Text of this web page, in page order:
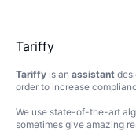
Tariffy
Tariffy is an assistant
order to increase
We use state-of-the-art
sometimes give amazing